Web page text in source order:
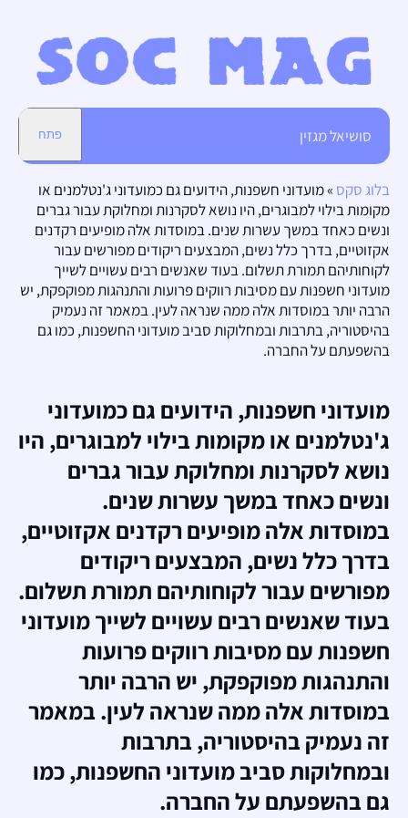
סושיאל מגזין פתח
בלוג סקס »מועדוני חשפנות, הידועים גם כמועדוני ג'נטלמנים או
מקומות בילוי למבוגרים, היו נושא לסקרנות ומחלוקת עבור גברים
ונשים כאחד במשך עשרות שנים. במוסדות אלה מופיעים רקדנים
אקזוטיים, בדרך כלל נשים, המבצעים ריקודים מפורשים עבור
לקוחותיהם תמורת תשלום. בעוד שאנשים רבים עשויים לשייך
מועדוני חשפנות עם מסיבות רווקים פרועות והתנהגות מפוקפקת, יש
הרבה יותר במוסדות אלה ממה שנראה לעין. במאמר זה נעמיק
בהיסטוריה, בתרבות ובמחלוקות סביב מועדוני החשפנות, כמו גם
בהשפעתם על החברה.
מועדוני חשפנות, הידועים גם כמועדוני
ג'נטלמנים או מקומות בילוי למבוגרים, היו
נושא לסקרנות ומחלוקת עבור גברים
ונשים כאחד במשך עשרות שנים.
במוסדות אלה מופיעים רקדנים אקזוטיים,
בדרך כלל נשים, המבצעים ריקודים
מפורשים עבור לקוחותיהם תמורת תשלום.
בעוד שאנשים רבים עשויים לשייך מועדוני
חשפנות עם מסיבות רווקים פרועות
והתנהגות מפוקפקת, יש הרבה יותר
במוסדות אלה ממה שנראה לעין. במאמר
זה נעמיק בהיסטוריה, בתרבות
ובמחלוקות סביב מועדוני החשפנות, כמו
גם בהשפעתם על החברה.